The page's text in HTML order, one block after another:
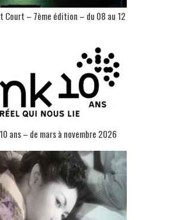
Court – 7ème édition – du 08 au 12
ans – de mars à novembre 2026